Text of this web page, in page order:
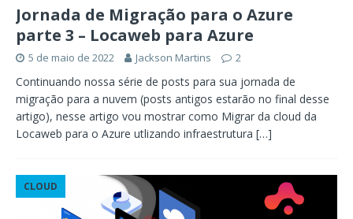
Jornada de Migração para o Azure
parte 3 – Locaweb para Azure
5 de maio de 2022 Jackson Martins 2
Continuando nossa série de posts para sua jornada de
migração para a nuvem (posts antigos estarão no final desse
artigo), nesse artigo vou mostrar como Migrar da cloud da
Locaweb para o Azure utlizando infraestrutura […]
CLOUD